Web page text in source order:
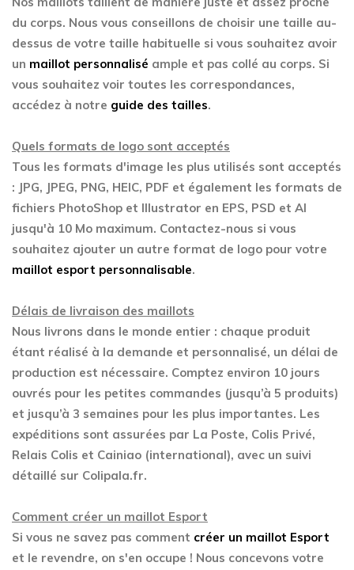
du corps. Nous vous conseillons de choisir une taille au-
dessus de votre taille habituelle si vous souhaitez avoir
un maillot personnalisé ample et pas collé au corps. Si
vous souhaitez voir toutes les correspondances,
accédez à notre guide des tailles.
Quels formats de logo sont acceptés
Tous les formats d'image les plus utilisés sont acceptés
: JPG, JPEG, PNG, HEIC, PDF et également les formats de
fichiers PhotoShop et Illustrator en EPS, PSD et AI
jusqu'à 10 Mo maximum. Contactez-nous si vous
souhaitez ajouter un autre format de logo pour votre
maillot esport personnalisable.
Délais de livraison des maillots
Nous livrons dans le monde entier : chaque produit
étant réalisé à la demande et personnalisé, un délai de
production est nécessaire. Comptez environ 10 jours
ouvrés pour les petites commandes (jusqu’à 5 produits)
et jusqu’à 3 semaines pour les plus importantes. Les
expéditions sont assurées par La Poste, Colis Privé,
Relais Colis et Cainiao (international), avec un suivi
détaillé sur Colipala.fr.
Comment créer un maillot Esport
Si vous ne savez pas comment créer un maillot Esport
et le revendre, on s'en occupe ! Nous concevons votre